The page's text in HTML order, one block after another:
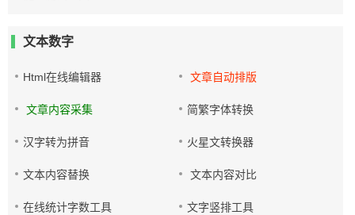
文本数字
Html在线编辑器 文章自动排版
文章内容采集 简繁字体转换
汉字转为拼音 火星文转换器
文本内容替换 文本内容对比
在线统计字数工具 文字竖排工具